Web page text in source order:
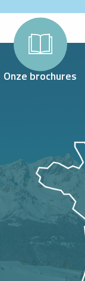
Onze brochures